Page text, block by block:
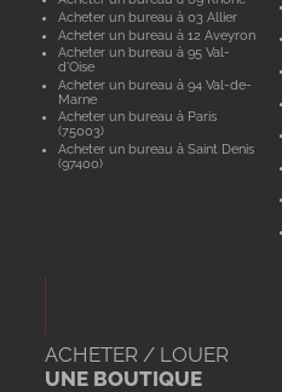
Acheter un bureau à 03 Allier
Acheter un bureau à 12 Aveyron
Acheter un bureau à 95 Val-
d'Oise
Acheter un bureau à 94 Val-de-
Marne
Acheter un bureau à Paris
(75003)
Acheter un bureau à Saint Denis
(97400)
ACHETER / LOUER
UNE BOUTIQUE